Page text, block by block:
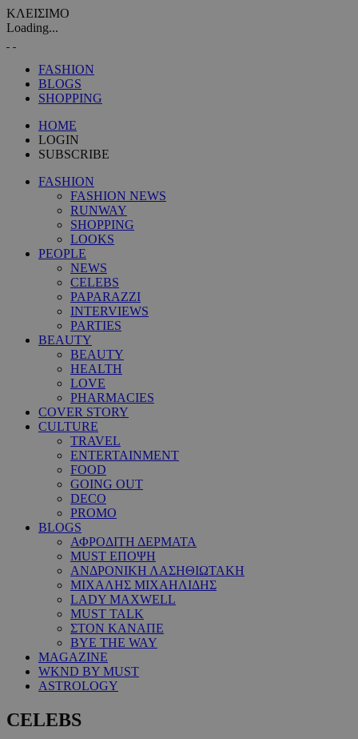
ΚΛΕΙΣΙΜΟ
Loading...
FASHION
BLOGS
SHOPPING
HOME
LOGIN
SUBSCRIBE
FASHION
FASHION NEWS
RUNWAY
SHOPPING
LOOKS
PEOPLE
NEWS
CELEBS
PAPARAZZI
INTERVIEWS
PARTIES
BEAUTY
BEAUTY
HEALTH
LOVE
PHARMACIES
COVER STORY
CULTURE
TRAVEL
ENTERTAINMENT
FOOD
GOING OUT
DECO
PROMO
BLOGS
ΑΦΡΟΔΙΤΗ ΔΕΡΜΑΤΑ
MUST ΕΠΟΨΗ
ΑΝΔΡΟΝΙΚΗ ΛΑΣΗΘΙΩΤΑΚΗ
ΜΙΧΑΛΗΣ ΜΙΧΑΗΛΙΔΗΣ
LADY MAXWELL
MUST TALK
ΣΤΟΝ ΚΑΝΑΠΕ
BYE THE WAY
MAGAZINE
WKND BY MUST
ASTROLOGY
CELEBS